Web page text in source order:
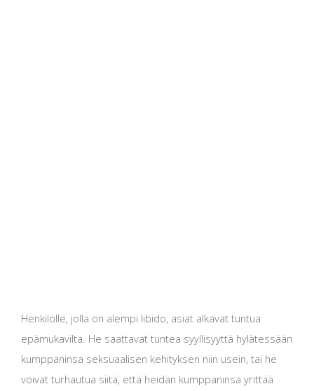
Henkilölle, jolla on alempi libido, asiat alkavat tuntua
epämukavilta. He saattavat tuntea syyllisyyttä hylätessään
kumppaninsa seksuaalisen kehityksen niin usein, tai he
voivat turhautua siitä, että heidän kumppaninsa yrittää